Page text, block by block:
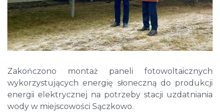
Zakończono montaż paneli fotowoltaicznych
wykorzystujących energię słoneczną do produkcji
energii elektrycznej na potrzeby stacji uzdatniania
wody w miejscowości Sączkowo.